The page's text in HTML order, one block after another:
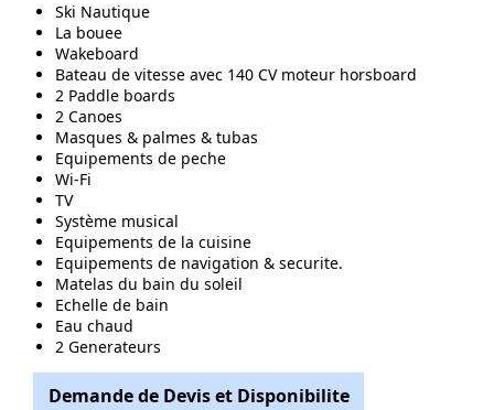
Ski Nautique
La bouee
Wakeboard
Bateau de vitesse avec 140 CV moteur horsboard
2 Paddle boards
2 Canoes
Masques & palmes & tubas
Equipements de peche
Wi-Fi
TV
Système musical
Equipements de la cuisine
Equipements de navigation & securite.
Matelas du bain du soleil
Echelle de bain
Eau chaud
2 Generateurs
Demande de Devis et Disponibilite